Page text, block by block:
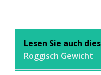
Lesen Sie auch dies
Roggisch Gewicht